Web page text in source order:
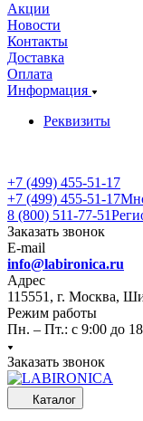
Акции
Новости
Контакты
Доставка
Оплата
Информация
Реквизиты
+7 (499) 455-51-17
+7 (499) 455-51-17
8 (800) 511-77-51
Заказать звонок
E-mail
info@labironica.ru
Адрес
115551, г. Москва,
Режим работы
Пн. – Пт.: с 9:00 до
Заказать звонок
Каталог